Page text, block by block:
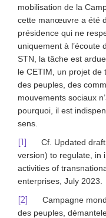
mobilisation de la
cette manœuvre a été
présidence qui ne
uniquement à l’écoute
STN, la tâche est
le CETIM, un projet de
des peuples, des
mouvements sociaux
pourquoi, il est
sens.
[1]
Cf. Updated draft
version) to regulate, in
activities of
enterprises, July 2023.
[2]
Campagne
des peuples,